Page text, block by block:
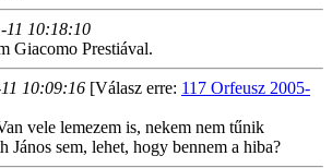
11 10:18:10
Giacomo Prestiával.
10:09:16 [Válasz erre: 117 Orfeusz 2005-
vele lemezem is, nekem nem tűnik
János sem, lehet, hogy bennem a hiba?